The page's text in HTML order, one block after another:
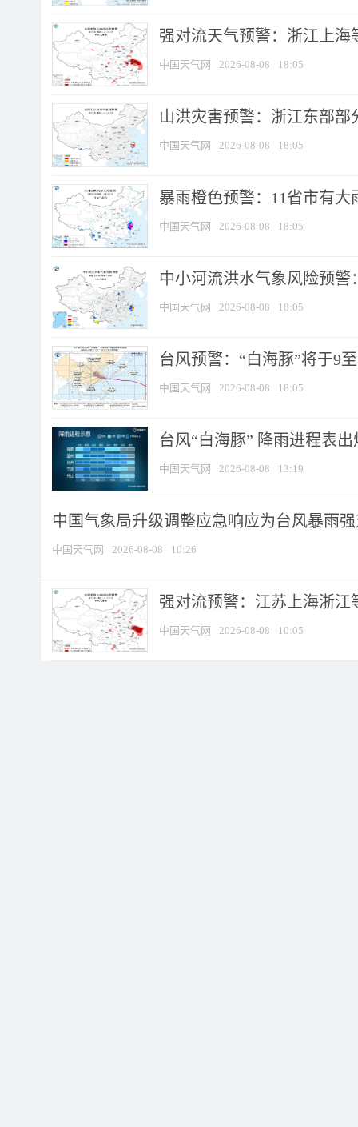
强对流天气预警：浙江上海
中国天气网 2026-08-08 18:05
山洪灾害预警：浙江东部
中国天气网 2026-08-08 18:05
暴雨橙色预警：11省市有
中国天气网 2026-08-08 18:05
中小河流洪水气象风险预
中国天气网 2026-08-08 18:05
台风预警：“白海豚”将于9
中国天气网 2026-08-08 18:05
台风“白海豚” 降雨进程表
中国天气网 2026-08-08 13:19
中国气象局升级调整应急响应为台风暴雨
中国天气网 2026-08-08 10:26
强对流预警：江苏上海浙江
中国天气网 2026-08-08 10:05